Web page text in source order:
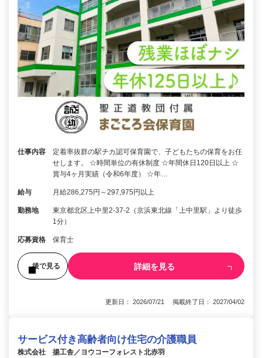
仕事内容
定着率抜群の駅チカ認可保育園で、子どもたちの保育をお任
せします。 ☆時間単位の有休制度 ☆年間休日120日以上 ☆
賞与4ヶ月実績（令和6年度） ☆年…
給与 月給286,275円～297,975円以上
勤務地
東京都北区上中里2-37-2（京浜東北線「上中里駅」より徒歩
1分）
応募資格 保育士
後で見る 詳細を見る
更新日： 2026/07/21 掲載終了日： 2027/04/02
サービス付き高齢者向け住宅の介護職員
株式会社 揚工舎／ヨウコーフォレスト北赤羽